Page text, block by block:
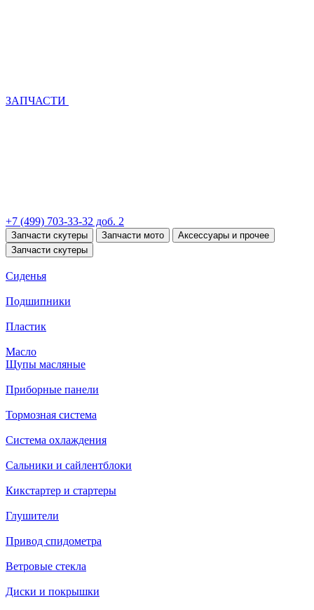
ЗАПЧАСТИ
+7 (499) 703-33-32 доб. 2
Запчасти скутеры Запчасти мото
Аксессуары и прочее
Запчасти скутеры
Сиденья
Подшипники
Пластик
Масло
Щупы масляные
Приборные панели
Тормозная система
Система охлаждения
Сальники и сайлентблоки
Кикстартер и стартеры
Глушители
Привод спидометра
Ветровые стекла
Диски и покрышки